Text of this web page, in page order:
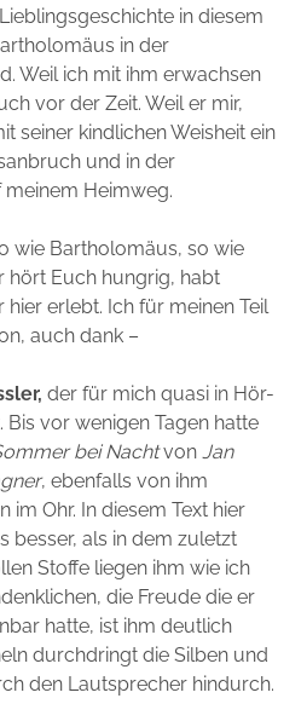
in diesem
in der
Weil ich mit ihm erwachsen
vor der Zeit. Weil er mir,
seiner kindlichen Weisheit ein
und in der
Heimweg.
wie Bartholomäus, so wie
hört Euch hungrig, habt
hier erlebt. Ich für meinen Teil
auch dank –
der für mich quasi in Hör-
Bis vor wenigen Tagen hatte
bei Nachtvon Jan
, ebenfalls von ihm
im Ohr. In diesem Text hier
besser, als in dem zuletzt
Stoffe liegen ihm wie ich
die Freude die er
hatte, ist ihm deutlich
durchdringt die Silben und
den Lautsprecher hindurch.